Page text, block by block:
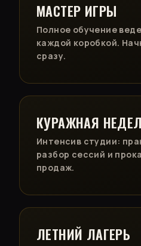
МАСТЕР ИГРЫ
Полное обучение
каждой коробкой.
сразу.
КУРАЖНАЯ
Интенсив студии:
разбор сессий и
продаж.
ЛЕТНИЙ ЛАГЕРЬ